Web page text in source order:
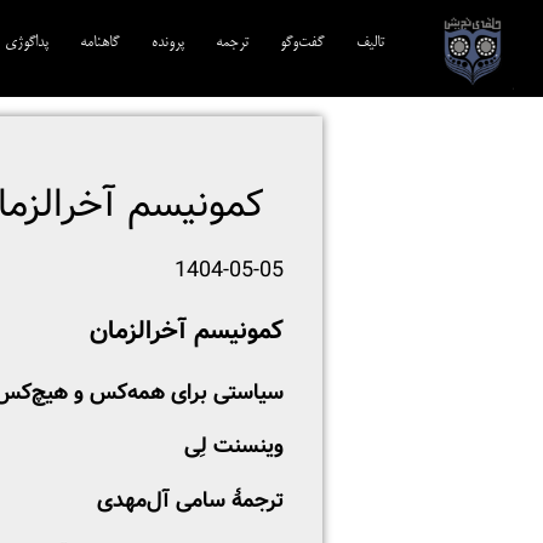
تالیف‎‌ گفت‌وگو ترجمه‌ پرونده گاهنامه پداگوژی
کمونیسم
1404-05-05
کمونیسم آخرالزمان
سیاستی برای همه‌کس و
وینسنت لِی
ترجمهٔ سامی آل‌مهدی